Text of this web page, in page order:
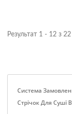
Результат 1 - 12 з 22
Система
Стрічок Для Суші